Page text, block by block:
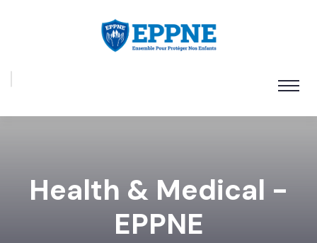
Health & Medical -
EPPNE